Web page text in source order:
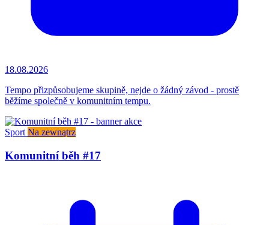
18.08.2026
Tempo přizpůsobujeme skupině, nejde o žádný závod - prostě
běžíme společně v komunitním tempu.
Sport Na zewnątrz
Komunitní běh #17